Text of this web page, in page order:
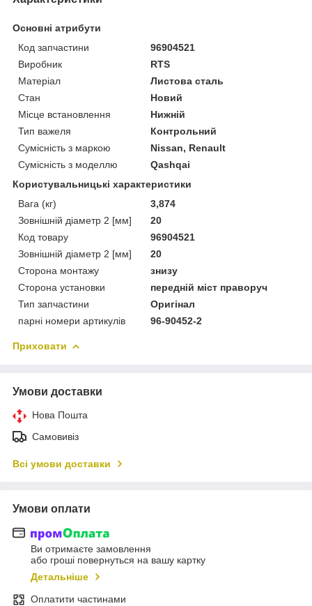
Основні атрибути
Код запчастини
96904521
Виробник
RTS
Матеріал
Листова сталь
Стан
Новий
Місце встановлення
Нижній
Тип важеля
Контрольний
Сумісність з маркою
Nissan, Renault
Сумісність з моделлю
Qashqai
Користувальницькі характеристики
Вага (кг)
3,874
Зовнішній діаметр 2 [мм]
20
Код товару
96904521
Зовнішній діаметр 2 [мм]
20
Сторона монтажу
знизу
Сторона установки
передній міст праворуч
Тип запчастини
Оригінал
парні номери артикулів
96-90452-2
Приховати
Умови доставки
Нова Пошта
Самовивіз
Всі умови доставки
Умови оплати
Ви отримаєте замовлення
або гроші повернуться на вашу картку
Детальніше
Оплатити частинами